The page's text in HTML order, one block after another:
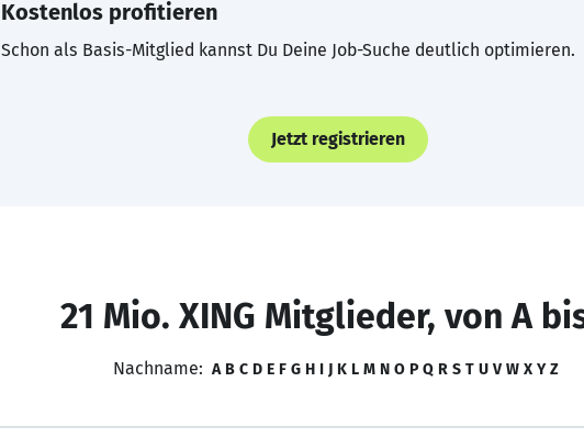
Kostenlos profitieren
Schon als Basis-Mitglied kannst Du Deine Job-Suche deutlich optimieren.
Jetzt registrieren
21 Mio. XING Mitglieder, von A
Nachname: A B C D E F G H I J K L M N O P Q R S T U V W X Y Z